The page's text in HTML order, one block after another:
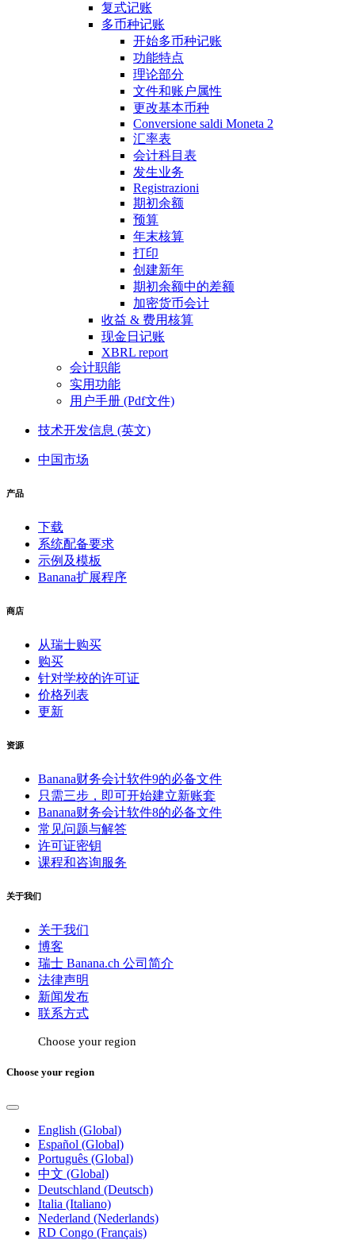
复式记账
多币种记账
开始多币种记账
功能特点
理论部分
文件和账户属性
更改基本币种
Conversione saldi Moneta 2
汇率表
会计科目表
发生业务
Registrazioni
期初余额
预算
年末核算
打印
创建新年
期初余额中的差额
加密货币会计
收益 & 费用核算
现金日记账
XBRL report
会计职能
实用功能
用户手册 (Pdf文件)
技术开发信息 (英文)
中国市场
产品
下载
系统配备要求
示例及模板
Banana扩展程序
商店
从瑞士购买
购买
针对学校的许可证
价格列表
更新
资源
Banana财务会计软件9的必备文件
只需三步，即可开始建立新账套
Banana财务会计软件8的必备文件
常见问题与解答
许可证密钥
课程和咨询服务
关于我们
关于我们
博客
瑞士 Banana.ch 公司简介
法律声明
新闻发布
联系方式
Choose your region
Choose your region
English (Global)
Español (Global)
Português (Global)
中文 (Global)
Deutschland (Deutsch)
Italia (Italiano)
Nederland (Nederlands)
RD Congo (Français)